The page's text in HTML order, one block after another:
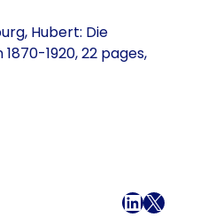
Hubert: Die
1920, 22 pages,
フェイスブックLinkedIn
X メール